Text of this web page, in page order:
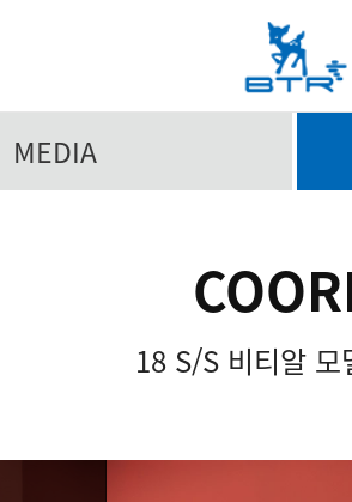
MEDIA
18 S/S 비티알 모